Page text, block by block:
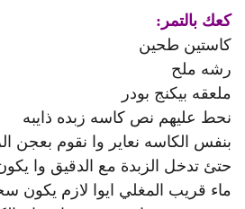
كعك بالتمر:
كاستين طحين
رشه ملح
ملعقه بيكنج بودر
نحط عليهم نص كاسه زبده ذايبه
بنفس الكاسه نعاير وا نقوم بعجن
حتئ تدخل الزبدة مع الدقيق وا
ماء قريب المغلي ايوا لازم